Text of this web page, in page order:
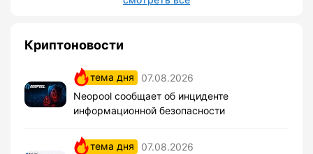
Криптоновости
тема дня
07.08.2026
Neopool сообщает об инциденте
информационной безопасности
тема дня
07.08.2026